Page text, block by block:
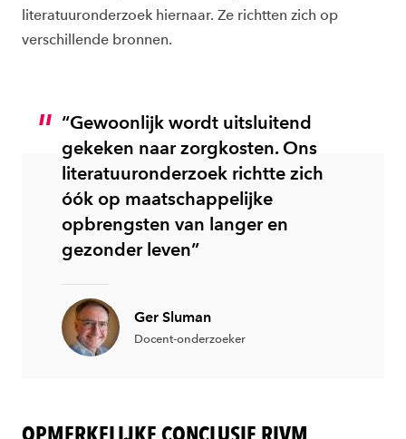
literatuuronderzoek hiernaar. Ze richtten zich op
verschillende bronnen.
“Gewoonlijk wordt uitsluitend
gekeken naar zorgkosten. Ons
literatuuronderzoek richtte zich
óók op maatschappelijke
opbrengsten van langer en
gezonder leven”
Ger Sluman
Docent-onderzoeker